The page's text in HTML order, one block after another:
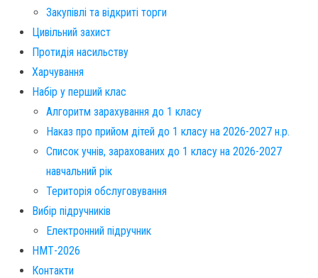
Закупівлі та відкриті торги
Цивільний захист
Протидія насильству
Харчування
Набір у перший клас
Алгоритм зарахування до 1 класу
Наказ про прийом дітей до 1 класу на 2026-2027 н.р.
Список учнів, зарахованих до 1 класу на 2026-2027
навчальний рік
Територія обслуговування​
Вибір підручників
Електронний підручник
НМТ-2026
Контакти